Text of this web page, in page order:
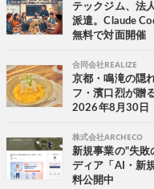
テックジム、法
派遣。Claude
無料で対面開催
合同会社REALIZE
京都・鳴滝の隠
フ・濱口烈が贈
2026年8月30日
株式会社ARCHECO
新規事業の"失敗
ディア「AI・新
料公開中